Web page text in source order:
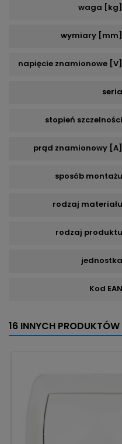
waga [kg]
wymiary [mm]
napięcie znamionowe [V]
seria
stopień szczelności
prąd znamionowy [A]
sposób montażu
rodzaj materiału
rodzaj produktu
jednostka
Kod EAN
16 INNYCH